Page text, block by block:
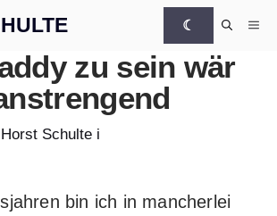
☾
zu sein wär
Horst Schulte i
bin ich in mancherlei